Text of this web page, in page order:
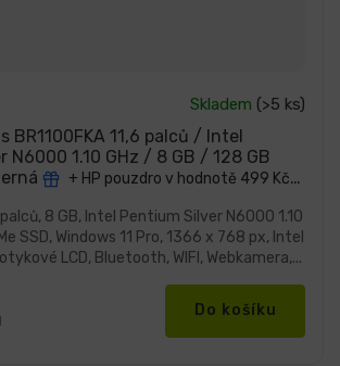
BR1100FKA 11,6 palců / Intel
N6000 1.10 GHz / 8 GB / 128 GB
+ HP pouzdro v hodnotě 499 Kč
Skladem (>5 ks)
Do košíku
8 GB, Intel Pentium Silver N6000 1.10
SSD, Windows 11 Pro, 1366 x 768 px, Intel
LCD, Bluetooth, WIFI, Webkamera,...